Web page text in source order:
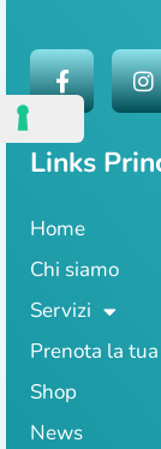
Links
Home
Chi siamo
Servizi
Prenota la
Shop
News